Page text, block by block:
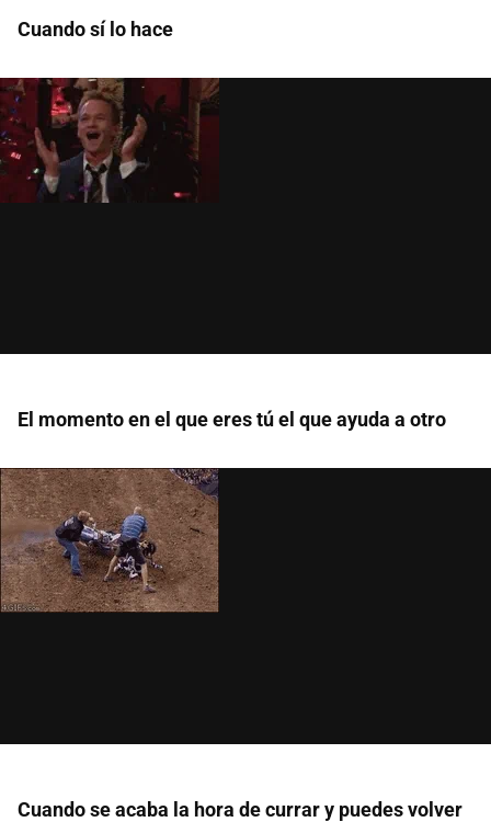
Cuando sí lo hace
El momento en el que eres tú el que ayuda a otro
Cuando se acaba la hora de currar y puedes volver